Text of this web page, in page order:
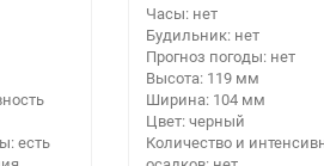
есть
Часы: нет
Будильник: нет
Прогноз погоды: нет
Высота: 119 мм
Ширина: 104 мм
Цвет: черный
Количество и